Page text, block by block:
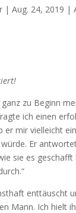
| Aug. 24, 2019 |
zu Beginn
ich einen
er mir vielleicht
Er
sie es geschafft
enttäuscht
Mann. Ich hielt